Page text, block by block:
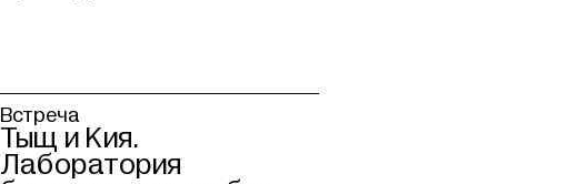
Встреча
Тыщ и Кия.
Лаборатория